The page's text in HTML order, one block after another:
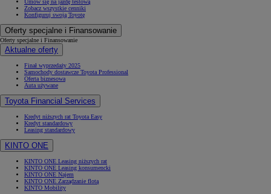
Umów się na jazdę testową
Zobacz wszystkie cenniki
Konfiguruj swoją Toyotę
Oferty specjalne i Finansowanie
Oferty specjalne i Finansowanie
Aktualne oferty
Finał wyprzedaży 2025
Samochody dostawcze Toyota Professional
Oferta biznesowa
Auta używane
Toyota Financial Services
Kredyt niższych rat Toyota Easy
Kredyt standardowy
Leasing standardowy
KINTO ONE
KINTO ONE Leasing niższych rat
KINTO ONE Leasing konsumencki
KINTO ONE Najem
KINTO ONE Zarządzanie flotą
KINTO Mobility